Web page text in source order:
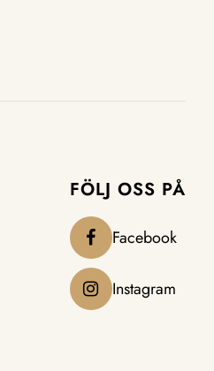
FÖLJ OSS PÅ
Facebook
Instagram